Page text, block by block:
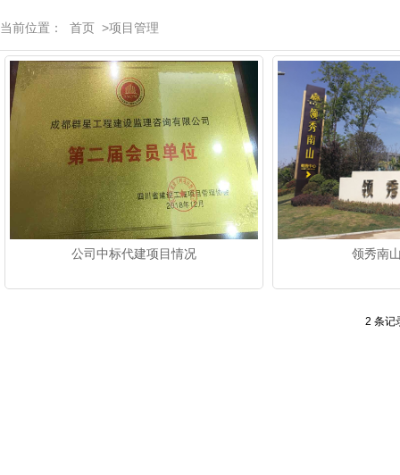
当前位置： 首页 >项目管理
公司中标代建项目情况 领秀南
2 条记